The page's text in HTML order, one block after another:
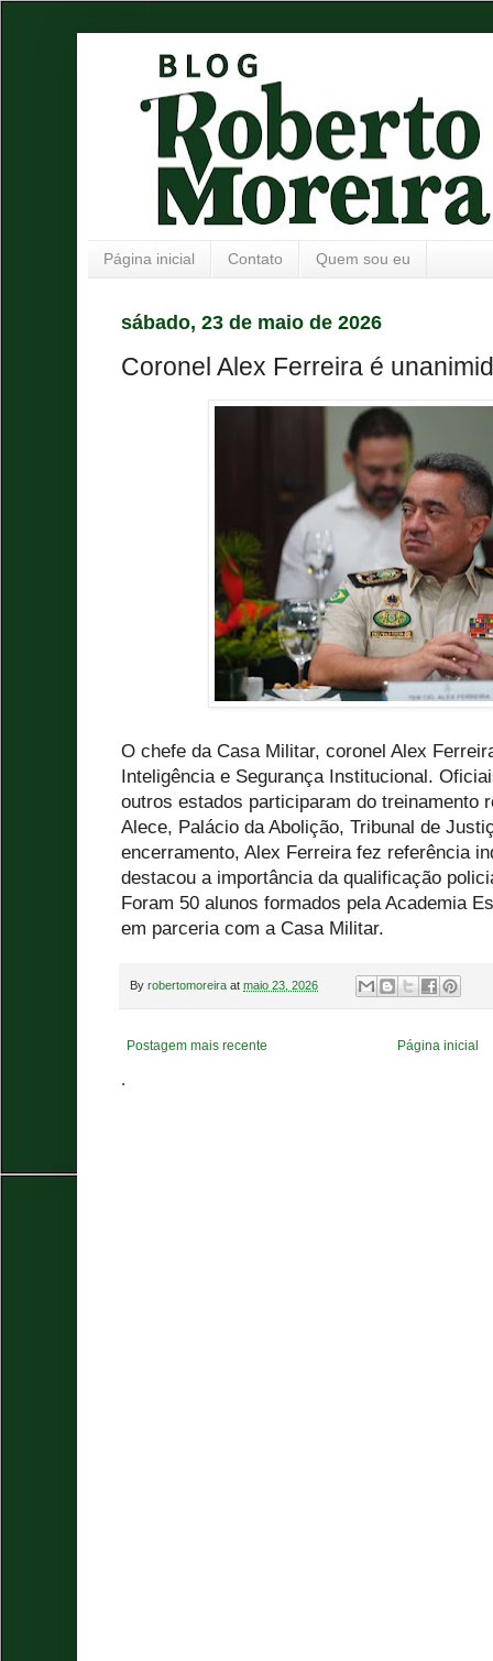
Página inicial Contato Quem sou eu
sábado, 23 de maio de 2026
Coronel Alex Ferreira é
O chefe da Casa Militar, coronel Alex
Inteligência e Segurança Institucional.
outros estados participaram do treinamento
Alece, Palácio da Abolição, Tribunal de
encerramento, Alex Ferreira fez referência
destacou a importância da qualificação
Foram 50 alunos formados pela Academia
em parceria com a Casa Militar.
By robertomoreira at maio 23, 2026
Postagem mais recente Página inicial
.